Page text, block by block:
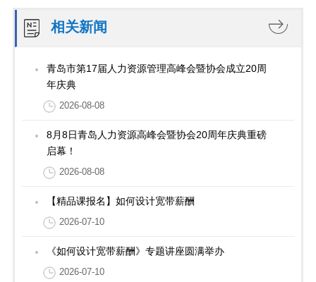
相关新闻
青岛市第17届人力资源管理高峰会暨协会成立20周
年庆典
2026-08-08
8月8日青岛人力资源高峰会暨协会20周年庆典重磅
启幕！
2026-08-08
【精品课报名】如何设计宽带薪酬
2026-07-10
《如何设计宽带薪酬》专题讲座圆满举办
2026-07-10